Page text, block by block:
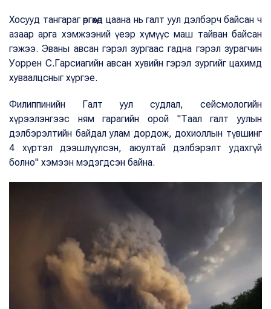
Хосууд тангараг өргөхөд цаана нь галт уул дэлбэрч байсан ч
азаар арга хэмжээний үеэр хүмүүс маш тайван байсан
гэжээ. Эваны авсан гэрэл зургаас гадна гэрэл зурагчин
Уоррен С.Гарсиагийн авсан хувийн гэрэл зургийг цахимд
хуваалцсныг хүргэе.
Филиппинийн Галт уул судлал, сейсмологийн
хүрээлэнгээс ням гарагийн орой "Таал галт уулын
дэлбэрэлтийн байдал улам дордож, дохиоллын түвшинг
4 хүртэл дээшлүүлсэн, аюултай дэлбэрэлт удахгүй
болно" хэмээн мэдэгдсэн байна.